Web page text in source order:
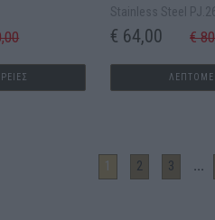
Stainless Steel
€ 64,00 €
1 2 3 ...